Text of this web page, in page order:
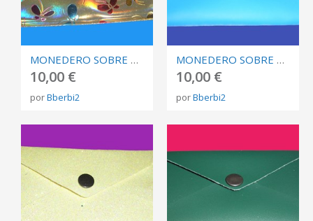
MONEDERO SOBRE DORADO MARIPOSAS
10,00 €
porBberbi2
MONEDERO SOBRE AZUL CLARO
10,00 €
porBberbi2